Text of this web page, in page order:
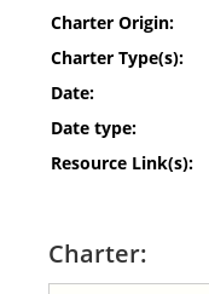
Charter Origin:
Charter Type(s):
Date:
Date type:
Resource Link(s):
Charter: